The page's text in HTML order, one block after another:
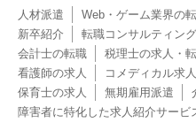
人材派遣
Web・ゲーム業界の
新卒紹介
転職コンサルティング
会計士の転職
税理士の求人・
看護師の求人
コメディカル求人
保育士の求人
無期雇用派遣
障害者に特化した求人紹介サービ